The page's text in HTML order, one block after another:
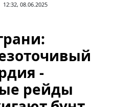
12:32, 08.06.2025
-
рейды